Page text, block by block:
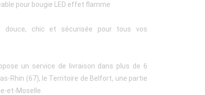
pour bougie LED effet flamme
douce, chic et sécurisée pour tous vos
un service de livraison dans plus de 6
Rhin (67), le Territoire de Belfort, une partie
et-Moselle.